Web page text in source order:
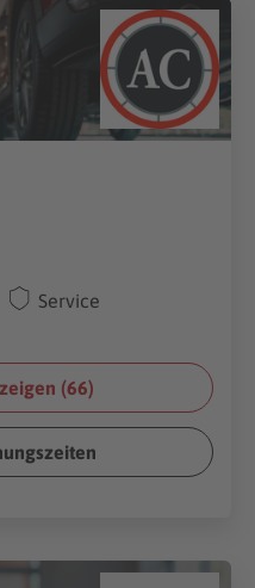
Service
(66)